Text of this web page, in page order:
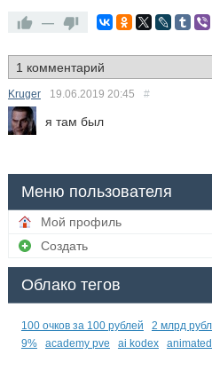
—
Kruger 19.06.2019 20:45 #
я там был
Меню пользователя
Мой профиль
Создать
Облако тегов
100 очков за 100 рублей 2 млрд
9%
academy pve ai kodex